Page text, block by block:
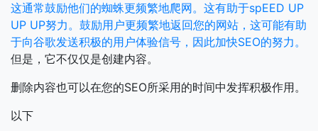
这通常鼓励他们的蜘蛛更频繁地爬网。这有助于spEED UP
UP UP努力。鼓励用户更频繁地返回您的网站，这可能有助
于向谷歌发送积极的用户体验信号，因此加快SEO的努力。
但是，它不仅仅是创建内容。
删除内容也可以在您的SEO所采用的时间中发挥积极作用。
以下